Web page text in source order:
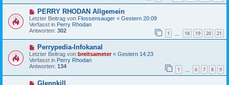
g
B
e
i
t
r
g
N
e
u
e
r
B
i
t
r
g
PERRY RHODAN Allgemein
Letzter Beitrag von Flossensauger « Gestern 20:09
Verfasst in Perry Rhodan
Antworten: 302 1 18 19 20 21
N
e
u
e
B
e
Perrypedia-Infokanal
Letzter Beitrag von breitsameter« Gestern 14:23
Verfasst in Perry Rhodan
Antworten: 134 1 6 7 8 9
NGlennkill